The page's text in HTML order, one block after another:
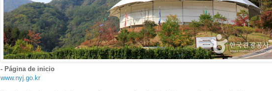
- Página de inicio
www.nyj.go.kr